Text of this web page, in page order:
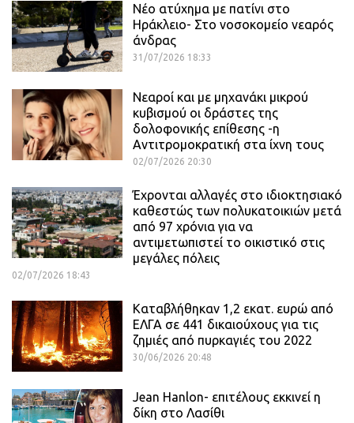
Νέο ατύχημα με πατίνι στο
Ηράκλειο- Στο νοσοκομείο νεαρός
άνδρας
31/07/2026 18:33
Νεαροί και με μηχανάκι μικρού
κυβισμού οι δράστες της
δολοφονικής επίθεσης -η
Αντιτρομοκρατική στα ίχνη τους
02/07/2026 20:30
Έχρονται αλλαγές στο ιδιοκτησιακό
καθεστώς των πολυκατοικιών μετά
από 97 χρόνια για να
αντιμετωπιστεί το οικιστικό στις
μεγάλες πόλεις
02/07/2026 18:43
Καταβλήθηκαν 1,2 εκατ. ευρώ από
ΕΛΓΑ σε 441 δικαιούχους για τις
ζημιές από πυρκαγιές του 2022
30/06/2026 20:48
Jean Hanlon- επιτέλους εκκινεί η
δίκη στο Λασίθι